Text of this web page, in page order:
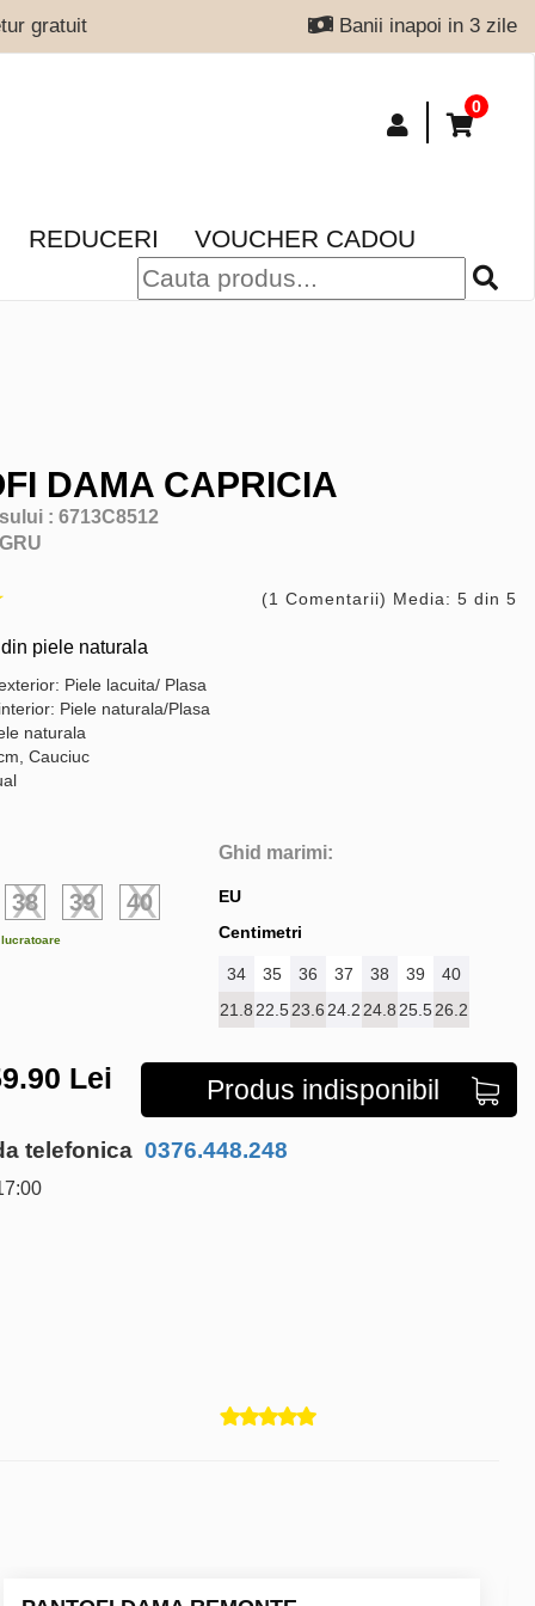
gratuit Banii inapoi in 3 zile
0
REDUCERI VOUCHER CADOU
DAMA CAPRICIA
: 6713C8512
(1 Comentarii) Media: 5 din 5
piele naturala
Piele lacuita/ Plasa
Piele naturala/Plasa
naturala
Cauciuc
38 39 40
Ghid marimi:
EU
Centimetri
34 35 36 37 38 39
40
21.8 22.523.6 24.2 24.8 25.526.2
Lei Produs indisponibil
telefonica 0376.448.248